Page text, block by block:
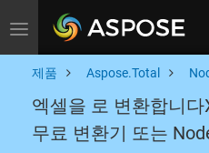
Toggle navigation
제품 Aspose.Total
엑셀을 로 변환합니
무료 변환기 또는